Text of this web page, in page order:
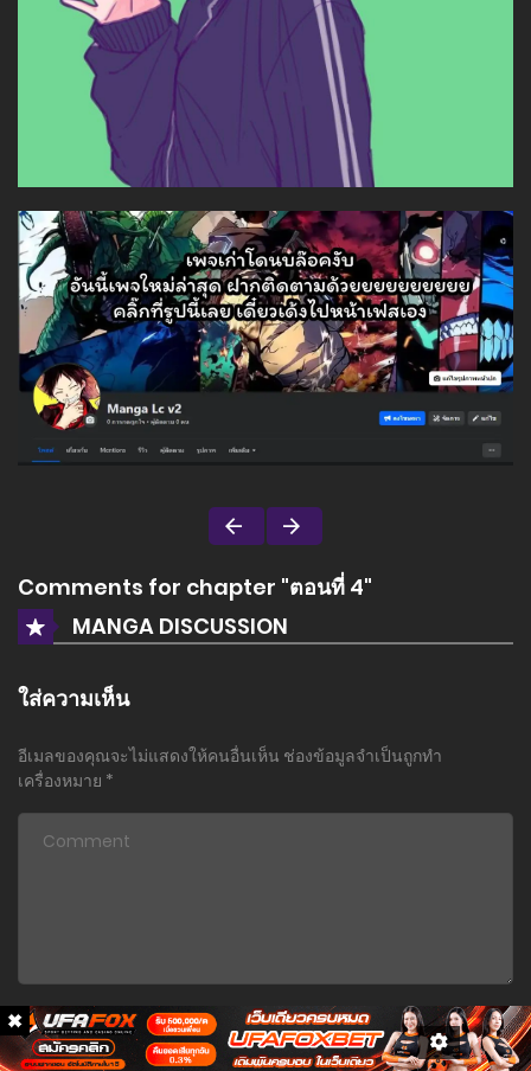
Comments for chapter "ตอนที่ 4"
MANGA DISCUSSION
ใส่ความเห็น
อีเมลของคุณจะไม่แสดงให้คนอื่นเห็น ช่องข้อมูลจำเป็นถูกทำ
เครื่องหมาย *
Name*